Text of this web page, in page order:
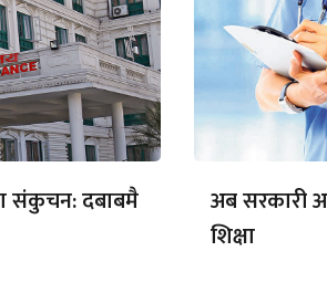
संकुचन: दबाबमै
अब सरकारी
शिक्षा